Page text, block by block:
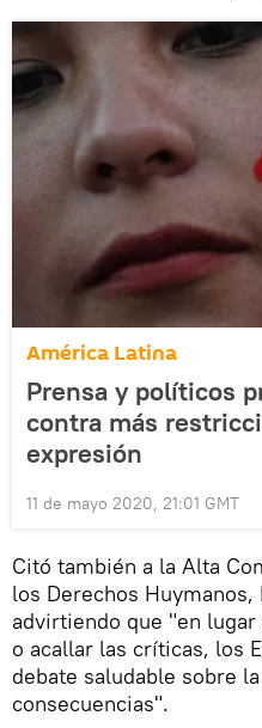
América Latina
Prensa y políticos
contra más
expresión
11 de mayo 2020, 21:01 GMT
Citó también a la Alta
los Derechos
advirtiendo que "en
o acallar las críticas, los
debate saludable sobre
consecuencias".